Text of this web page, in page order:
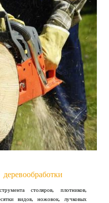
столяров, плотников,
видов, ножовок, лучковых